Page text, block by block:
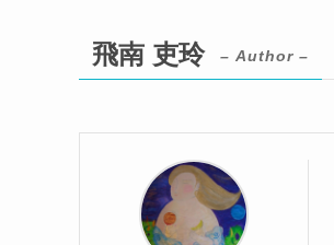
飛南 吏玲 – Author –